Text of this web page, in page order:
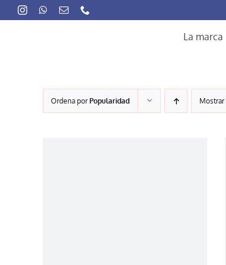
to
La marca
Ordena porPopularidad Mostrar